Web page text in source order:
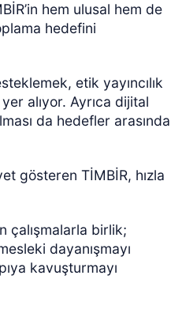
hem ulusal hem de
hedefini
etik yayıncılık
alıyor. Ayrıca dijital
da hedefler arasında
gösteren TİMBİR, hızla
çalışmalarla birlik;
dayanışmayı
kavuşturmayı